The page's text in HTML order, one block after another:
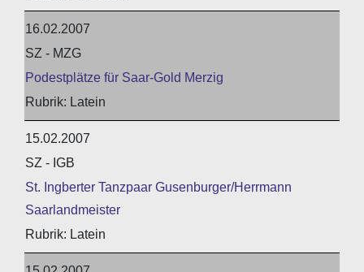
16.02.2007
SZ - MZG
Podestplätze für Saar-Gold Merzig
Latein
15.02.2007
SZ - IGB
St. Ingberter Tanzpaar Gusenburger/Herrmann
Saarlandmeister
Latein